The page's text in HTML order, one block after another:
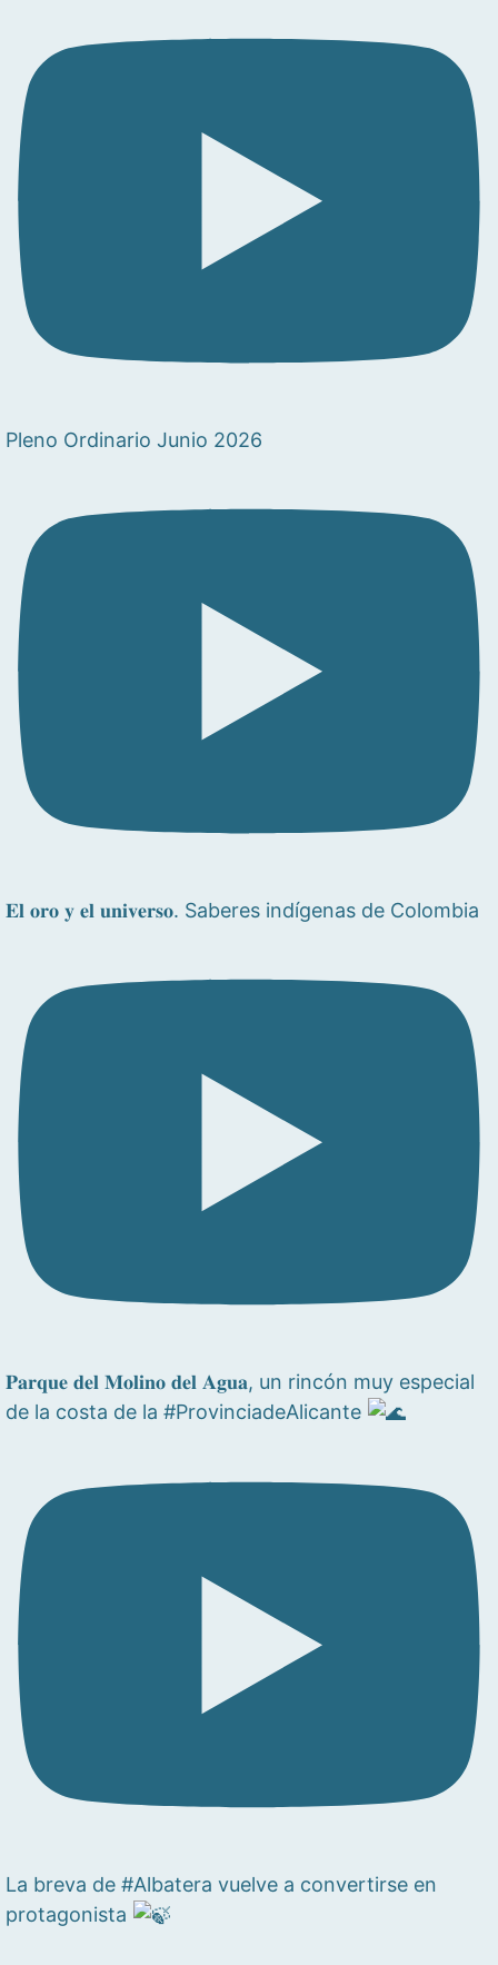
Pleno Ordinario Junio 2026
𝐄𝐥 𝐨𝐫𝐨 𝐲 𝐞𝐥 𝐮𝐧𝐢𝐯𝐞𝐫𝐬𝐨. Saberes indígenas de Colombia
𝐏𝐚𝐫𝐪𝐮𝐞 𝐝𝐞𝐥 𝐌𝐨𝐥𝐢𝐧𝐨 𝐝𝐞𝐥 𝐀𝐠𝐮𝐚, un rincón muy especial
de la costa de la #ProvinciadeAlicante
La breva de #Albatera vuelve a convertirse en
protagonista